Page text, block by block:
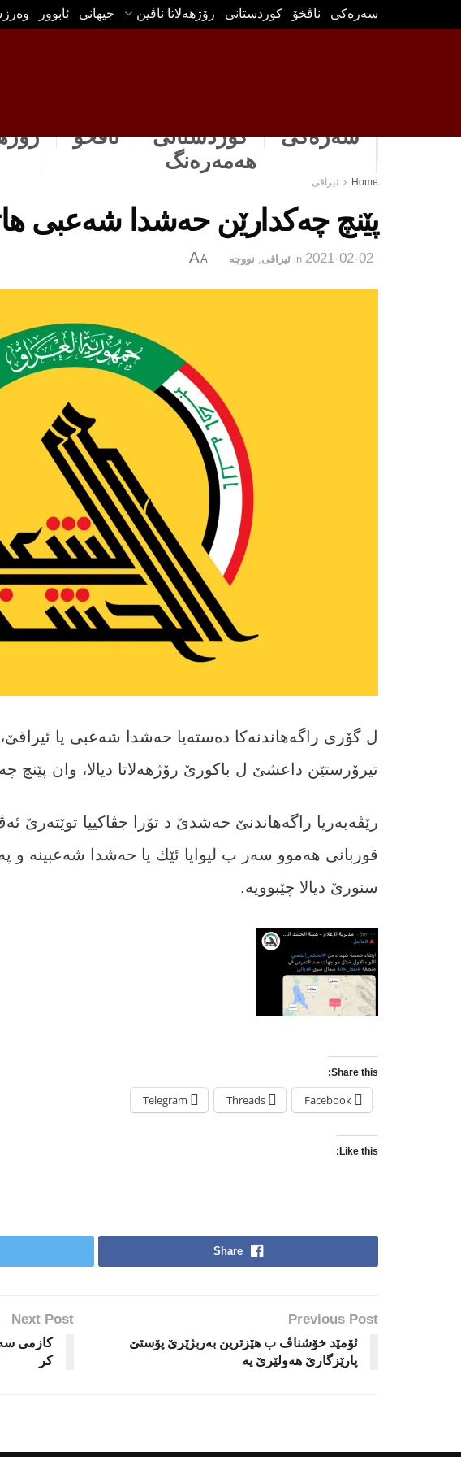
سه‌ره‌كی ناڤخۆ كوردستانى رۆژهه‌لاتا ناڤین جیهانی ئابوور
سەرەکی كوردستانى ناڤخۆ
هه‌مه‌ره‌نگ
Home ئیراقی
پێنچ چه‌كدارێن حه‌شدا شه‌عبی
2021-02-02
in ئیراقی نووچه‌ A
A
ل گۆرى راگه‌هاندنه‌كا ده‌سته‌یا حه‌شدا شه‌عبی یا
تیرۆرستێن داعشێ ل باكورێ رۆژهه‌لاتا دیالا، وان پێنچ
رێڤه‌به‌ریا راگه‌هاندنێ حه‌شدێ د تۆرا جڤاكییا توێته‌رێ
قوربانى هه‌موو سه‌ر ب لیوایا ئێك یا حه‌شدا شه‌عبینه و
سنورێ دیالا چێبوویه‌‌.
Share this:
Facebook
Threads
Telegram
Like this:
Share
Previous Post
ئۆمێد خۆشناڤ ب هێزترین به‌ربژێرێ پۆستێ
پارێزگارێ هه‌ولێرێ یه‌
Next Post
کازمی
كر